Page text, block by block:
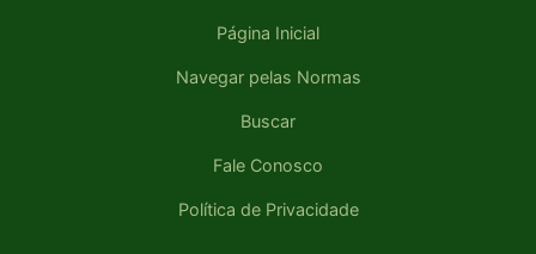
Página Inicial
Navegar pelas Normas
Buscar
Fale Conosco
Política de Privacidade